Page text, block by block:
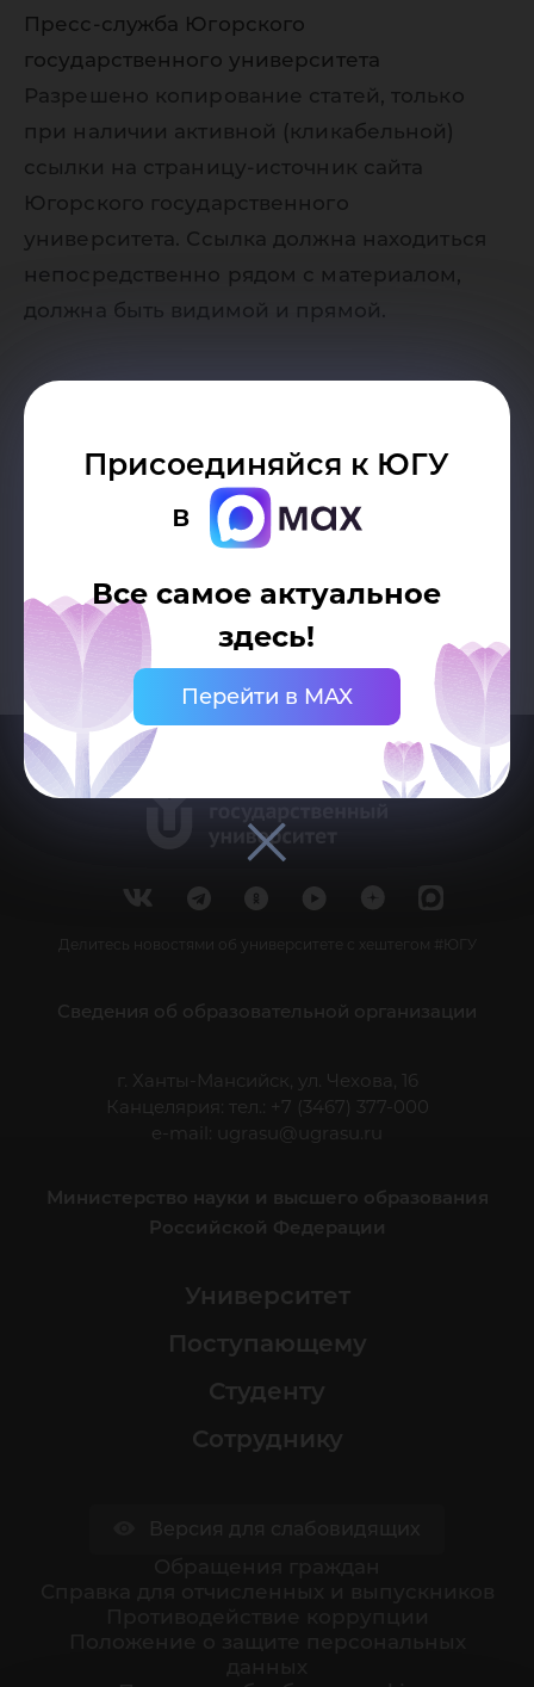
Присоединяйся к ЮГУ
в
Все самое актуальное
здесь!
Перейти в MAX
Пресс-служба Югорского
государственного университета
Разрешено копирование статей, только
при наличии активной (кликабельной)
ссылки на страницу-источник сайта
Югорского государственного
университета. Ссылка должна находиться
непосредственно рядом с материалом,
должна быть видимой и прямой.
Делитесь новостями об университете с хештегом #ЮГУ
Сведения об образовательной организации
г. Ханты-Мансийск, ул. Чехова, 16
Канцелярия: тел.: +7 (3467) 377-000
e-mail: ugrasu@ugrasu.ru
Министерство науки и высшего образования
Российской Федерации
Университет
Поступающему
Студенту
Сотруднику